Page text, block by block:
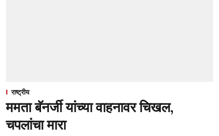
राष्ट्रीय
ममता बॅनर्जी यांच्या वाहनावर चिखल,
चपलांचा मारा